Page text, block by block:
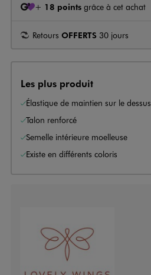
+ 18 points grâce à cet achat
Retours OFFERTS 30 jours
Les plus produit
Élastique de maintien sur le dessus
Talon renforcé
Semelle intérieure moelleuse
Existe en différents coloris